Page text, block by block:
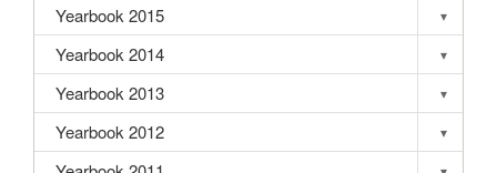
Yearbook 2015 ▾
Toggle
Yearbook 2014 ▾
Toggle
Yearbook 2013 ▾
Toggle
Yearbook 2012 ▾
Toggle